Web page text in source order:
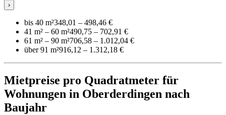
›
bis 40 m²348,01 – 498,46 €
41 m² – 60 m²490,75 – 702,91 €
61 m² – 90 m²706,58 – 1.012,04 €
über 91 m²916,12 – 1.312,18 €
Mietpreise pro Quadratmeter für
Wohnungen in Oberderdingen nach
Baujahr